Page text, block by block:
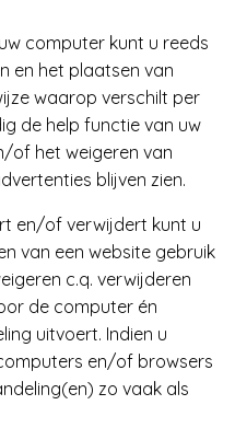
computer kunt u reeds
en het plaatsen van
waarop verschilt per
de help functie van uw
of het weigeren van
blijven zien.
en/of verwijdert kunt u
van een website gebruik
c.q. verwijderen
de computer én
uitvoert. Indien u
en/of browsers
zo vaak als